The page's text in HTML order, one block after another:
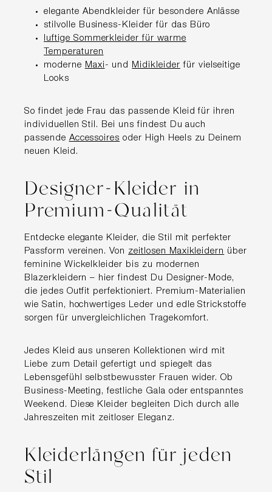
elegante Abendkleider für besondere Anlässe
stilvolle Business-Kleider für das Büro
luftige Sommerkleider für warme
Temperaturen
moderne Maxi - und Midikleider für vielseitige
Looks
So findet jede Frau das passende Kleid für ihren
individuellen Stil. Bei uns findest Du auch
passende Accessoires oder High Heels zu Deinem
neuen Kleid.
Designer-Kleider in
Premium-Qualität
Entdecke elegante Kleider, die Stil mit perfekter
Passform vereinen. Von zeitlosen Maxikleidern über
feminine Wickelkleider bis zu modernen
Blazerkleidern – hier findest Du Designer-Mode,
die jedes Outfit perfektioniert. Premium-Materialien
wie Satin, hochwertiges Leder und edle Strickstoffe
sorgen für unvergleichlichen Tragekomfort.
Jedes Kleid aus unseren Kollektionen wird mit
Liebe zum Detail gefertigt und spiegelt das
Lebensgefühl selbstbewusster Frauen wider. Ob
Business-Meeting, festliche Gala oder entspanntes
Weekend. Diese Kleider begleiten Dich durch alle
Jahreszeiten mit zeitloser Eleganz.
Kleiderlängen für jeden
Stil